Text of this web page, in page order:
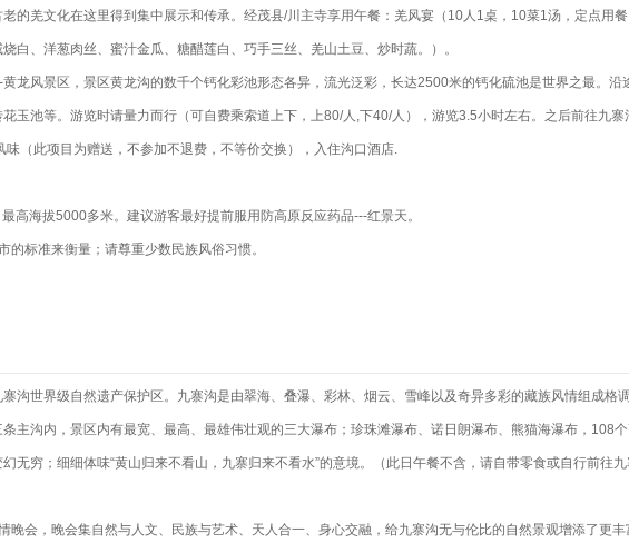
的羌文化在这里得到集中展示和传承。经茂县/川主寺享用午餐：羌风宴（10人1桌，10菜1汤，定点用
白、洋葱肉丝、蜜汁金瓜、糖醋莲白、巧手三丝、羌山土豆、炒时蔬。）。
龙风景区，景区黄龙沟的数千个钙化彩池形态各异，流光泛彩，长达2500米的钙化硫池是世界之最。沿
玉池等。游览时请量力而行（可自费乘索道上下，上80/人,下40/人），游览3.5小时左右。之后前往九
（此项目为赠送，不参加不退费，不等价交换），入住沟口酒店.
高海拔5000多米。建议游客最好提前服用防高原反应药品---红景天。
标准来衡量；请尊重少数民族风俗习惯。
沟世界级自然遗产保护区。九寨沟是由翠海、叠瀑、彩林、烟云、雪峰以及奇异多彩的藏族风情组成格
主沟内，景区内有最宽、最高、最雄伟壮观的三大瀑布；珍珠滩瀑布、诺日朗瀑布、熊猫海瀑布，108
无穷；细细体味“黄山归来不看山，九寨归来不看水”的意境。（此日午餐不含，请自带零食或自行前往
会，晚会集自然与人文、民族与艺术、天人合一、身心交融，给九寨沟无与伦比的自然景观增添了更